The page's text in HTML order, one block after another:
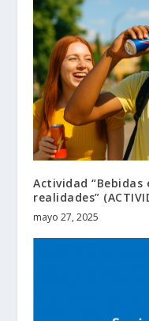
Actividad
realidades”
mayo 27, 2025